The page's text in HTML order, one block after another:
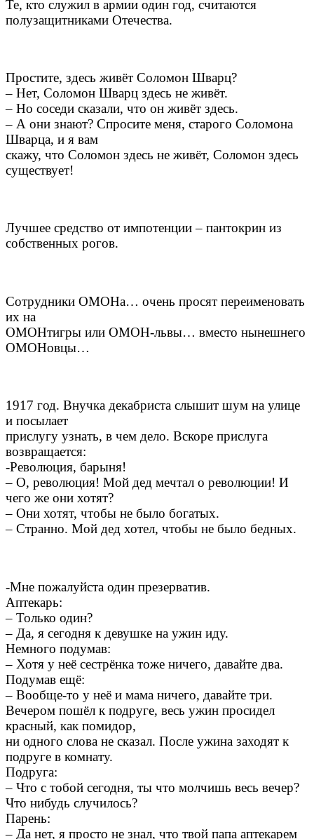
Те, кто служил в армии один год, считаются
полузащитниками Отечества.
Простите, здесь живёт Соломон Шварц?
– Нет, Соломон Шварц здесь не живёт.
– Но соседи сказали, что он живёт здесь.
– А они знают? Спросите меня, старого Соломона
Шварца, и я вам
скажу, что Соломон здесь не живёт, Соломон здесь
существует!
Лучшее средство от импотенции – пантокрин из
собственных рогов.
Сотрудники ОМОНа… очень просят переименовать
их на
ОМОНтигры или ОМОН-львы… вместо нынешнего
ОМОНовцы…
1917 год. Внучка декабриста слышит шум на улице
и посылает
прислугу узнать, в чем дело. Вскоре прислуга
возвращается:
-Революция, барыня!
– О, революция! Мой дед мечтал о революции! И
чего же они хотят?
– Они хотят, чтобы не было богатых.
– Странно. Мой дед хотел, чтобы не было бедных.
-Мне пожалуйста один презерватив.
Аптекарь:
– Только один?
– Да, я сегодня к девушке на ужин иду.
Немного подумав:
– Хотя у неё сестрёнка тоже ничего, давайте два.
Подумав ещё:
– Вообще-то у неё и мама ничего, давайте три.
Вечером пошёл к подруге, весь ужин просидел
красный, как помидор,
ни одного слова не сказал. После ужина заходят к
подруге в комнату.
Подруга:
– Что с тобой сегодня, ты что молчишь весь вечер?
Что нибудь случилось?
Парень:
– Да нет, я просто не знал, что твой папа аптекарем